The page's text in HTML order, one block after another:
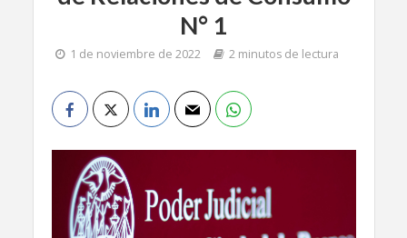
N° 1
1 de noviembre de 2022 2 minutos de lectura